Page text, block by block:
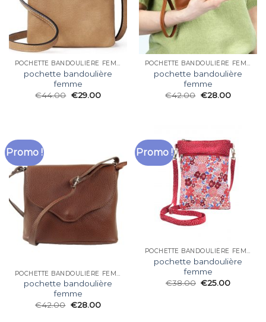
POCHETTE BANDOULIÈRE FEMME
pochette bandoulière
femme
€44.00 €29.00
POCHETTE BANDOULIÈRE FEMME
pochette bandoulière
femme
€42.00 €28.00
Promo !
POCHETTE BANDOULIÈRE FEMME
pochette bandoulière
femme
€42.00 €28.00
Promo !
POCHETTE BANDOULIÈRE FEMME
pochette bandoulière
femme
€38.00 €25.00